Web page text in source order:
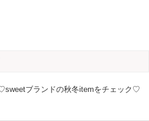
ブランドの秋冬itemをチェック♡